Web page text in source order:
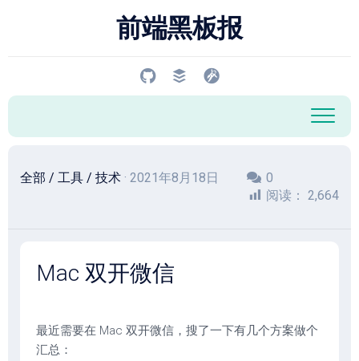
前端黑板报
全部 / 工具 / 技术 · 2021年8月18日
0
阅读： 2,664
Mac 双开微信
最近需要在 Mac 双开微信，搜了一下有几个方案做个
汇总：